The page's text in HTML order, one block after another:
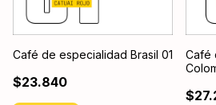
Café de especialidad Brasil 01
$23.840
Café